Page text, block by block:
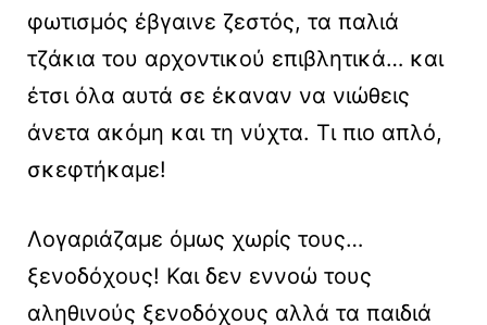
φωτισμός έβγαινε ζεστός, τα παλιά
τζάκια του αρχοντικού επιβλητικά… και
έτσι όλα αυτά σε έκαναν να νιώθεις
άνετα ακόμη και τη νύχτα. Τι πιο απλό,
σκεφτήκαμε!
Λογαριάζαμε όμως χωρίς τους…
ξενοδόχους! Και δεν εννοώ τους
αληθινούς ξενοδόχους αλλά τα παιδιά